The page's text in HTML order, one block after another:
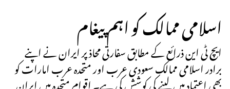
اسلامی ممالک کو اہم پیغام
ایچ ٹی این ذرائع کے مطابق سفارتی محاذ پر ایران نے اپنے
برادر اسلامی ممالک سعودی عرب اور متحدہ عرب امارات کو
بھی اعتماد میں لینے کی کوشش کی ہے۔ اقوامِ متحدہ میں ایران